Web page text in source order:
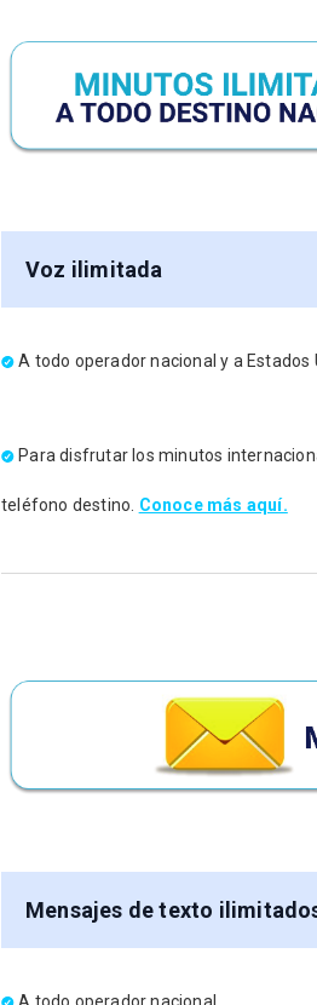
Voz ilimitada
A todo operador nacional y a Estados
Para disfrutar los minutos
teléfono destino. Conoce más aquí.
Mensajes de texto